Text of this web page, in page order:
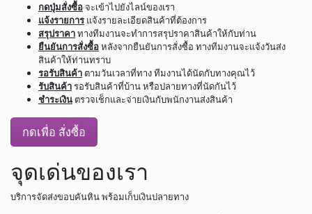
กดปุ่มสั่งซื้อจะเข้าไปยังไลน์ของเรา
แจ้งรายการ แจ้งรายละเอียดสินค้าที่ต้องการ
สรุปราคาทางทีมงานจะทำการสรุปราคาสินค้าให้กับท่าน
ยืนยันการสั่งซื้อหลังจากยืนยันการสั่งซื้อ ทางทีมงานจะแจ้งวันส่ง
สินค้าให้ท่านทราบ
รอรับสินค้า ตามวันเวลาที่ทาง ทีมงานได้นัดกับทางคุณไว้
รับสินค้ารอรับสินค้าที่บ้าน หรือปลายทางที่นัดกันไว้
ชำระเงิน ตรวจเช็กและจ่ายเงินกับพนักงานส่งสินค้า
กดเพื่อ สั่งซื้อ
จุดเด่นของเรา
บริการจัดส่งขอบคันหิน พร้อมเก็บเงินปลายทาง